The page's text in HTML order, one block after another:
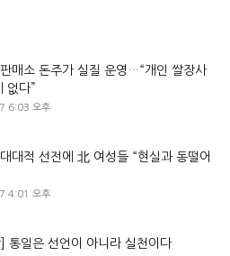
매소 돈주가 실질 운영…“개인 쌀장사
없다”
6:03 오후
대적 선전에 北 여성들 “현실과 동떨어
4:01 오후
] 통일은 선언이 아니라 실천이다